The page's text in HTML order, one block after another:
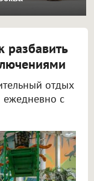
разбавить
отдых
с